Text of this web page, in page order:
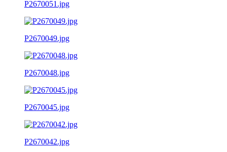
P2670051.jpg
P2670049.jpg
P2670048.jpg
P2670045.jpg
P2670042.jpg